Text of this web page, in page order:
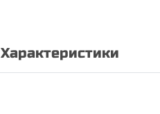
Характеристики